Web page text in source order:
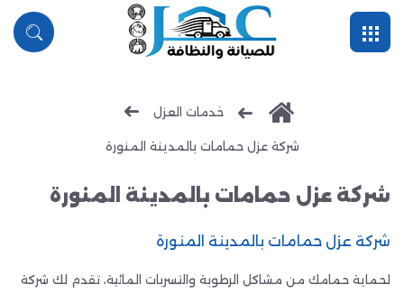
بحث
خدمات العزل
شركة عزل حمامات بالمدينة المنورة
شركة عزل حمامات بالمدينة المنورة
شركة عزل حمامات بالمدينة المنورة
لحماية حمامك من مشاكل الرطوبة والتسربات المائية، تقدم لك شركة